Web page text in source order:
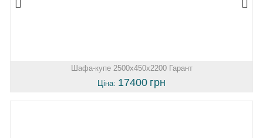
Шафа-купе 2500х450х2200 Гарант
Ціна: 17400 грн